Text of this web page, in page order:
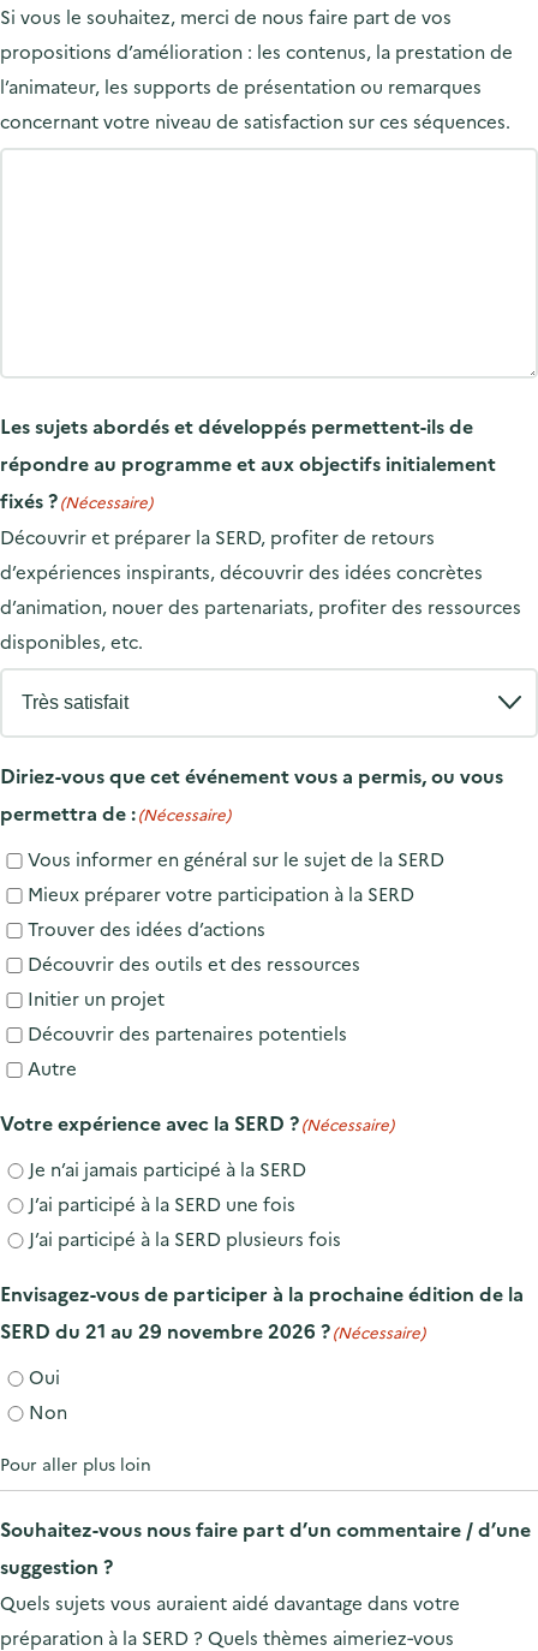
Si vous le souhaitez, merci de nous faire part de vos
propositions d’amélioration : les contenus, la prestation de
l’animateur, les supports de présentation ou remarques
concernant votre niveau de satisfaction sur ces séquences.
Les sujets abordés et développés permettent-ils de
répondre au programme et aux objectifs initialement
fixés ?(Nécessaire)
Découvrir et préparer la SERD, profiter de retours
d’expériences inspirants, découvrir des idées concrètes
d’animation, nouer des partenariats, profiter des ressources
disponibles, etc.
Diriez-vous que cet événement vous a permis, ou vous
permettra de :(Nécessaire)
Vous informer en général sur le sujet de la SERD
Mieux préparer votre participation à la SERD
Trouver des idées d’actions
Découvrir des outils et des ressources
Initier un projet
Découvrir des partenaires potentiels
Autre
Votre expérience avec la SERD ?(Nécessaire)
Je n’ai jamais participé à la SERD
J’ai participé à la SERD une fois
J’ai participé à la SERD plusieurs fois
Envisagez-vous de participer à la prochaine édition de la
SERD du 21 au 29 novembre 2026 ?(Nécessaire)
Oui
Non
Pour aller plus loin
Souhaitez-vous nous faire part d’un commentaire / d’une
suggestion ?
Quels sujets vous auraient aidé davantage dans votre
préparation à la SERD ? Quels thèmes aimeriez‑vous